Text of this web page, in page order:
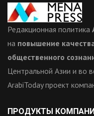
Редакционная политика
на повышение
общественного
Центральной Азии и во
ArabiToday проект
ПРОДУКТЫ